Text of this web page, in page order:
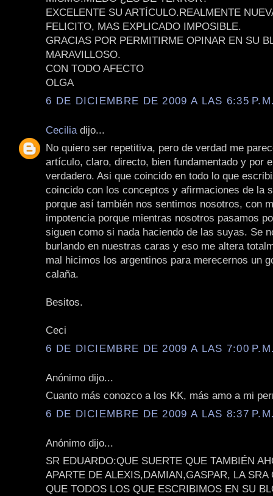
EXCELENTE SU ARTÍCULO.REALMENTE
FELICITO, MAS EXPLICADO IMPOSIBLE.
GRACIAS POR PERMITIRME OPINAR EN SU
MARAVILLOSO.
CON TODO AFECTO
OLGA
6 DE DICIEMBRE DE 2009 A LAS 6:35
Cecilia dijo...
No quiero ser repetitiva, pero de verdad me
artículo, claro, directo, bien fundamentado y por
verdadero. Asi que coincido en todo lo que
coincido con los conceptos y afirmaciones de la
porque así también nos sentimos nosotros, con
impotencia porque mientras nosotros pasamos
siguen como si nada haciendo de las suyas. Se
burlando en nuestras caras y eso me altera
mal hicimos los argentinos para merecernos un
calaña.
Besitos.
Ceci
6 DE DICIEMBRE DE 2009 A LAS 7:00
Anónimo dijo...
Cuanto más conozco a los KK, más amo a mi
6 DE DICIEMBRE DE 2009 A LAS 8:37
Anónimo dijo...
SR EDUARDO:QUE SUERTE QUE TAMBIÉN
APARTE DE ALEXIS,DAMIAN,GASPAR, LA SRA
QUE TODOS LOS QUE ESCRIBIMOS EN SU